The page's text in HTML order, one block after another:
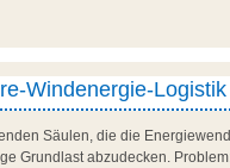
Windenergie-Logistik
Säulen, die die
Grundlast abzudecken.